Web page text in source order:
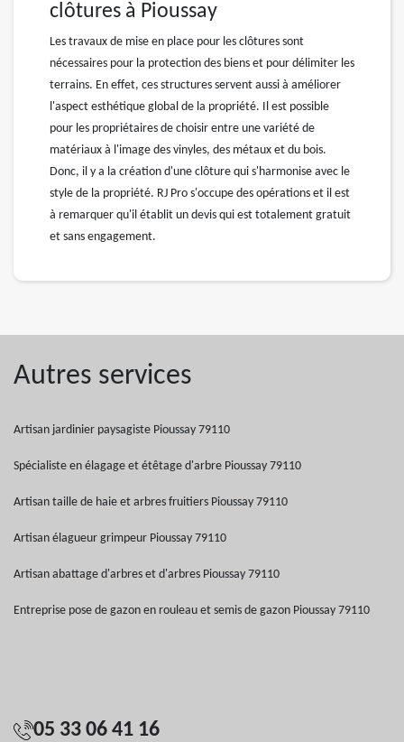
clôtures à Pioussay
Les travaux de mise en place pour les clôtures sont
nécessaires pour la protection des biens et pour délimiter les
terrains. En effet, ces structures servent aussi à améliorer
l'aspect esthétique global de la propriété. Il est possible
pour les propriétaires de choisir entre une variété de
matériaux à l'image des vinyles, des métaux et du bois.
Donc, il y a la création d'une clôture qui s'harmonise avec le
style de la propriété. RJ Pro s'occupe des opérations et il est
à remarquer qu'il établit un devis qui est totalement gratuit
et sans engagement.
Autres services
Artisan jardinier paysagiste Pioussay 79110
Spécialiste en élagage et étêtage d'arbre Pioussay 79110
Artisan taille de haie et arbres fruitiers Pioussay 79110
Artisan élagueur grimpeur Pioussay 79110
Artisan abattage d'arbres et d'arbres Pioussay 79110
Entreprise pose de gazon en rouleau et semis de gazon Pioussay 79110
05 33 06 41 16